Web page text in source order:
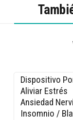
-27% OFF
Dispositivo
Aliviar Estrés
Ansiedad
Insomnio /